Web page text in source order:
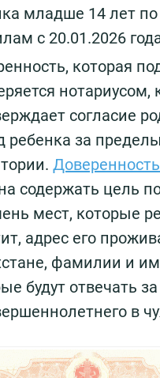
младше 14 лет
с 20.01.2026
которая
нотариусом,
согласие
ребенка за
содержать цель
мест, которые
адрес его
фамилии и
будут отвечать за
в